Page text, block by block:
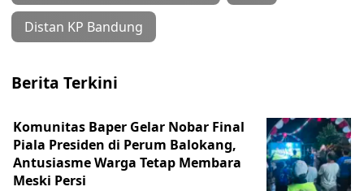
Distan KP Bandung
Berita Terkini
Komunitas Baper Gelar Nobar Final
Piala Presiden di Perum Balokang,
Antusiasme Warga Tetap Membara
Meski Persi